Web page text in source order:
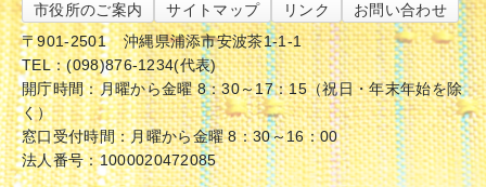
市役所のご案内 サイトマップ リンク
お問い合わせ
〒901-2501
沖縄県浦添市安波茶1-1-1
TEL：(098)876-1234(代表)
開庁時間：月曜から金曜 8：30～17：15（祝日・年末年始を除
く）
窓口受付時間：月曜から金曜 8：30～16：00
法人番号：1000020472085